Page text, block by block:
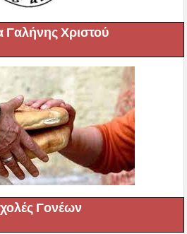
Γαλήνης Χριστού
Γονέων